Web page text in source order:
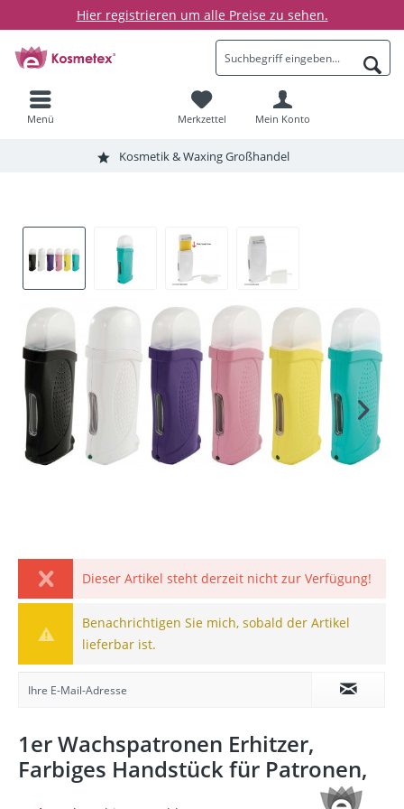
Hier registrieren um alle Preise zu sehen.
Kosmetik & Waxing Großhandel
Menü Merkzettel Mein Konto
Dieser Artikel steht derzeit nicht zur Verfügung!
Benachrichtigen Sie mich, sobald der Artikel
lieferbar ist.
1er Wachspatronen Erhitzer,
Farbiges Handstück für Patronen,